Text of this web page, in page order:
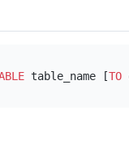
table_name [TO